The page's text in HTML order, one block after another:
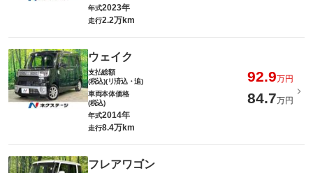
年式2023年
走行2.2万km
ウェイク
支払総額
(税込)(リ済込・追)
92.9万円
車両本体価格
(税込)
84.7万円
年式2014年
走行8.4万km
フレアワゴン